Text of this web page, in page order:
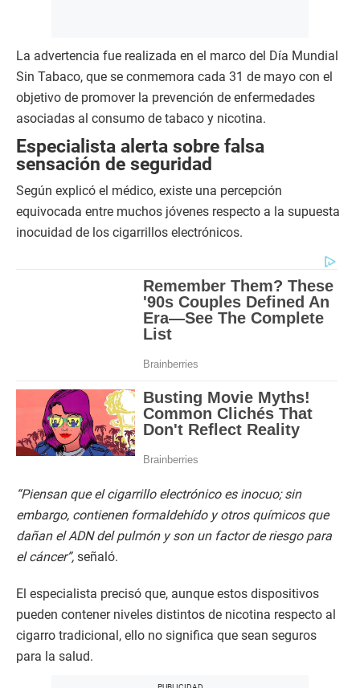
La advertencia fue realizada en el marco del Día Mundial
Sin Tabaco, que se conmemora cada 31 de mayo con el
objetivo de promover la prevención de enfermedades
asociadas al consumo de tabaco y nicotina.
Especialista alerta sobre falsa
sensación de seguridad
Según explicó el médico, existe una percepción
equivocada entre muchos jóvenes respecto a la supuesta
inocuidad de los cigarrillos electrónicos.
“Piensan que el cigarrillo electrónico es inocuo; sin
embargo, contienen formaldehído y otros químicos que
dañan el ADN del pulmón y son un factor de riesgo para
el cáncer”, señaló.
El especialista precisó que, aunque estos dispositivos
pueden contener niveles distintos de nicotina respecto al
cigarro tradicional, ello no significa que sean seguros
para la salud.